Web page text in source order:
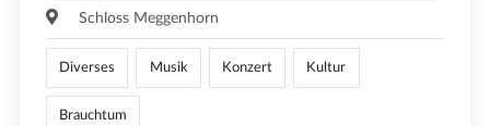
Schloss Meggenhorn
Diverses Musik Konzert Kultur
Brauchtum